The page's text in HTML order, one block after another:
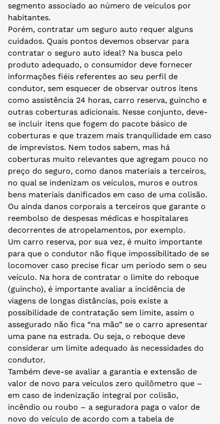
segmento associado ao número de veículos por
habitantes.
Porém, contratar um seguro auto requer alguns
cuidados. Quais pontos devemos observar para
contratar o seguro auto ideal? Na busca pelo
produto adequado, o consumidor deve fornecer
informações fiéis referentes ao seu perfil de
condutor, sem esquecer de observar outros itens
como assistência 24 horas, carro reserva, guincho e
outras coberturas adicionais. Nesse conjunto, deve-
se incluir itens que fogem do pacote básico de
coberturas e que trazem mais tranquilidade em caso
de imprevistos. Nem todos sabem, mas há
coberturas muito relevantes que agregam pouco no
preço do seguro, como danos materiais a terceiros,
no qual se indenizam os veículos, muros e outros
bens materiais danificados em caso de uma colisão.
Ou ainda danos corporais a terceiros que garante o
reembolso de despesas médicas e hospitalares
decorrentes de atropelamentos, por exemplo.
Um carro reserva, por sua vez, é muito importante
para que o condutor não fique impossibilitado de se
locomover caso precise ficar um período sem o seu
veículo. Na hora de contratar o limite do reboque
(guincho), é importante avaliar a incidência de
viagens de longas distâncias, pois existe a
possibilidade de contratação sem limite, assim o
assegurado não fica “na mão” se o carro apresentar
uma pane na estrada. Ou seja, o reboque deve
considerar um limite adequado às necessidades do
condutor.
Também deve-se avaliar a garantia e extensão de
valor de novo para veículos zero quilômetro que –
em caso de indenização integral por colisão,
incêndio ou roubo – a seguradora paga o valor de
novo do veículo de acordo com a tabela de